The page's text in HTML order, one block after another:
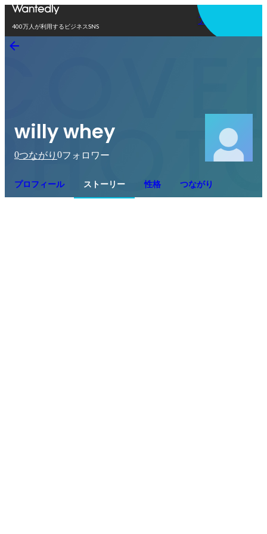
400万人が利用するビジネスSNS
アプリを使う
willy whey
0つながり 0フォロワー
プロフィール ストーリー 性格 つながり